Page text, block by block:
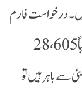
درخواست فارم
جمع کروانے کے بعد فیس 372.5 درہم (تقریباً 28،605
سے باہر ہیں تو